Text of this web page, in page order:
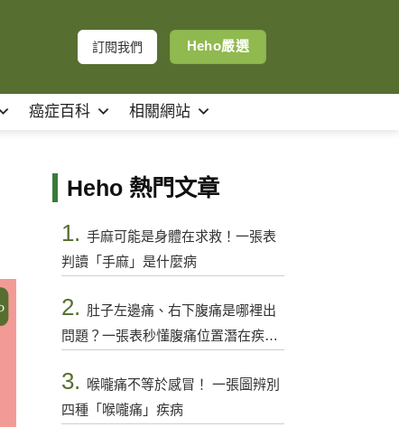
訂閱我們 Heho嚴選
癌症百科 相關網站
Heho 熱門文章
1. 手麻可能是身體在求救！一張表
判讀「手麻」是什麼病
2. 肚子左邊痛、右下腹痛是哪裡出
問題？一張表秒懂腹痛位置潛在疾病
3.
喉嚨痛不等於感冒！ 一張圖辨別
四種「喉嚨痛」疾病